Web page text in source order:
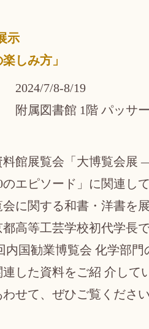
示
しみ方」
2024/7/8-8/19
附属図書館 1階 パッサ
料館展覧会「大博覧会展
のエピソード」に関連し
会に関する和書・洋書を
高等工芸学校初代学長
内国勧業博覧会 化学部
連した資料をご紹 介して
わせて、ぜひご覧くださ